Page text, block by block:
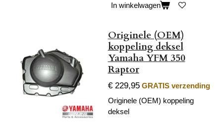
In winkelwagen
Originele (OEM)
koppeling deksel
Yamaha YFM 350
Raptor
€ 229,95 GRATIS verzending
Originele (OEM) koppeling
deksel